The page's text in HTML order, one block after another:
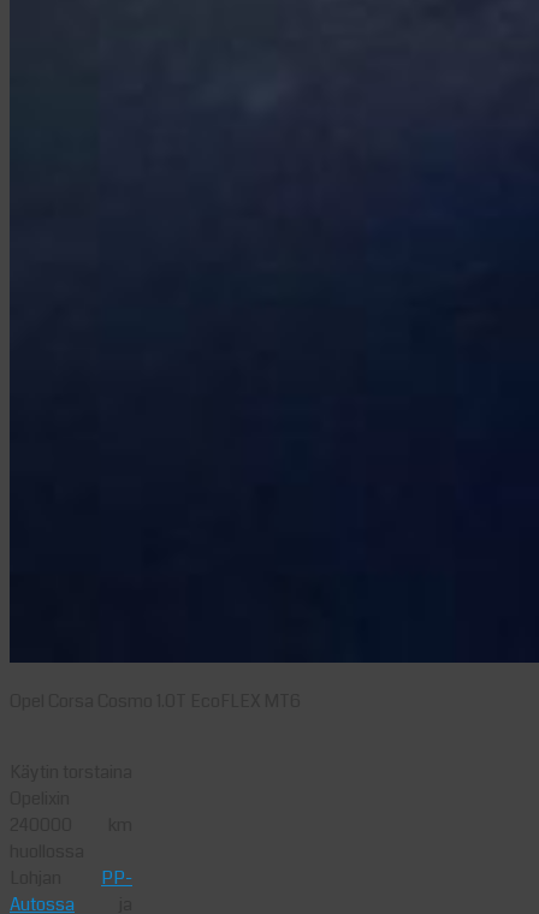
PP-
Autossa